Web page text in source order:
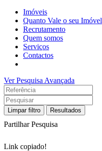
Imóveis
Quanto Vale o seu Imóvel
Recrutamento
Quem somos
Serviços
Contactos
Ver Pesquisa Avançada
Limpar filtro Resultados
Partilhar Pesquisa
Link copiado!